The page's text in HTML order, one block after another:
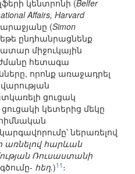
կենտրոնի (Belfer
Affairs, Harvard
(Simon
ընդհանրացնենք
միջուկային
հետագա
որոնք առաջադրել
ցուցակ
կետերից մեկը
ներառելով
առնելով հարևան
Ռուսաստանի
հեղ.)11 ։